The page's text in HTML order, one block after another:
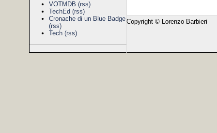
VOTMDB (rss)
TechEd (rss)
Cronache di un Blue Badge
(rss)
Tech (rss)
Copyright © Lorenzo Barbieri